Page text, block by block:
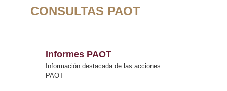
CONSULTAS PAOT
Informes PAOT
Información destacada de las acciones
PAOT